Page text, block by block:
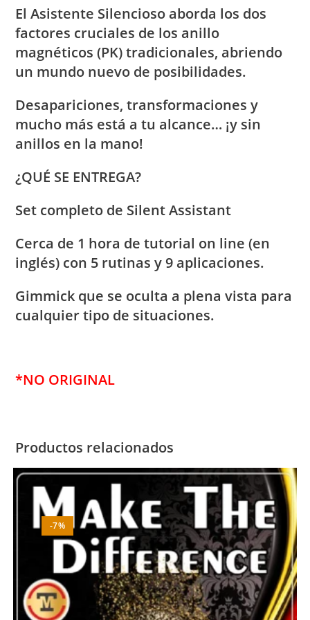
El Asistente Silencioso aborda los dos
factores cruciales de los anillo
magnéticos (PK) tradicionales, abriendo
un mundo nuevo de posibilidades.
Desapariciones, transformaciones y
mucho más está a tu alcance… ¡y sin
anillos en la mano!
¿QUÉ SE ENTREGA?
Set completo de Silent Assistant
Cerca de 1 hora de tutorial on line (en
inglés) con 5 rutinas y 9 aplicaciones.
Gimmick que se oculta a plena vista para
cualquier tipo de situaciones.
*NO ORIGINAL
Productos relacionados
-7%